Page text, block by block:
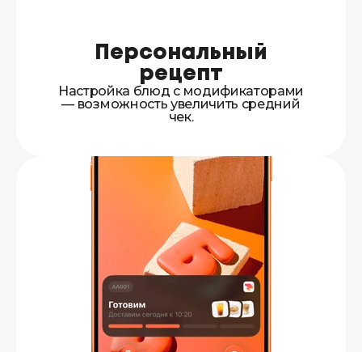
Персональный
рецепт
Настройка блюд с модификаторами
— возможность увеличить средний
чек.